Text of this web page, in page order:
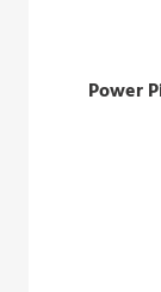
Power